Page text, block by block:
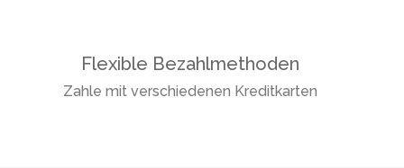
Flexible Bezahlmethoden
Zahle mit verschiedenen Kreditkarten